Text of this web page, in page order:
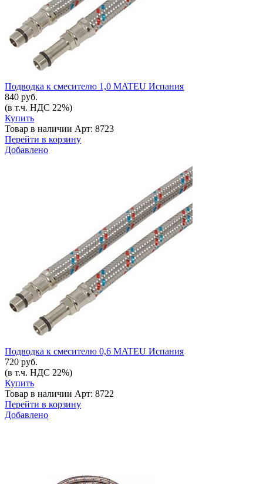
Подводка к смесителю 1,0 MATEU Испания
840 руб.
(в т.ч. НДС 22%)
Купить
Товар в наличии Арт: 8723
Перейти в корзину
Добавлено
Подводка к смесителю 0,6 MATEU Испания
720 руб.
(в т.ч. НДС 22%)
Купить
Товар в наличии Арт: 8722
Перейти в корзину
Добавлено